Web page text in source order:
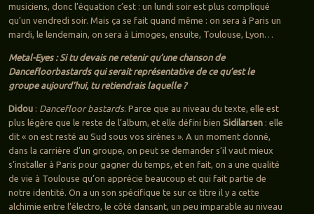
musiciens, donc l’équation c’est : un lundi soir est plus compliqué
qu’un vendredi soir. Mais ça se fait quand même : on sera à Paris un
mardi, le lendemain, on sera à Limoges, ensuite, Toulouse, Lyon…
Metal-Eyes : Si tu devais ne retenir qu’une chanson de
Dancefloorbastards qui serait représentative de ce qu’est le
groupe aujourd’hui, tu retiendrais laquelle ?
Didou : Dancefloor bastards. Parce que au niveau du texte, elle est
plus légère que le reste de l’album, et elle défini bien Sidilarsen: elle
dit « on est resté au Sud sous vos sirènes ». A un moment donné,
dans la carrière d’un groupe, on peut se demander s’il vaut mieux
s’installer à Paris pour gagner du temps, et en fait, on a une qualité
de vie à Toulouse qu’on apprécie beaucoup et qui fait partie de
notre identité. On a un son spécifique te sur ce titre il y a cette
alchimie entre l’électro, le côté dansant, un peu imparable au niveau